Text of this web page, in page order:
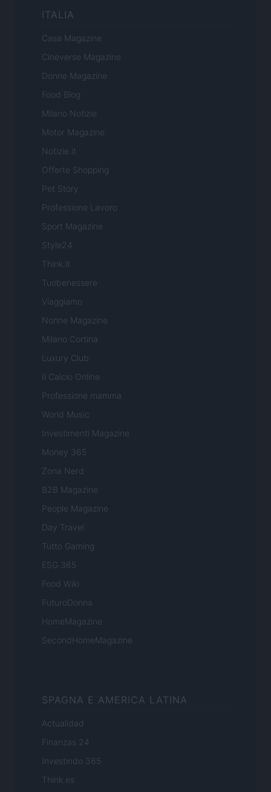
ITALIA
Casa Magazine
Cineverse Magazine
Donne Magazine
Food Blog
Milano Notizie
Motor Magazine
Notizie.it
Offerte Shopping
Pet Story
Professione Lavoro
Sport Magazine
Style24
Think.it
Tuobenessere
Viaggiamo
Nonne Magazine
Milano Cortina
Luxury Club
Il Calcio Online
Professione mamma
World Music
Investimenti Magazine
Money 365
Zona Nerd
B2B Magazine
People Magazine
Day Travel
Tutto Gaming
ESG 365
Food Wiki
FuturoDonna
HomeMagazine
SecondHomeMagazine
SPAGNA E AMERICA LATINA
Actualidad
Finanzas 24
Investindo 365
Think.es